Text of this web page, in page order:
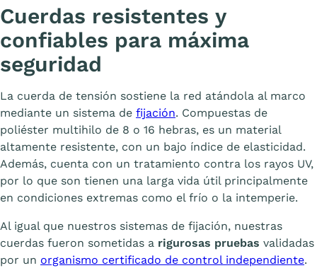
Cuerdas resistentes y
confiables para máxima
seguridad
La cuerda de tensión sostiene la red atándola al marco
mediante un sistema de fijación. Compuestas de
poliéster multihilo de 8 o 16 hebras, es un material
altamente resistente, con un bajo índice de elasticidad.
Además, cuenta con un tratamiento contra los rayos UV,
por lo que son tienen una larga vida útil principalmente
en condiciones extremas como el frío o la intemperie.
Al igual que nuestros sistemas de fijación, nuestras
cuerdas fueron sometidas a rigurosas pruebas validadas
por un organismo certificado de control independiente.